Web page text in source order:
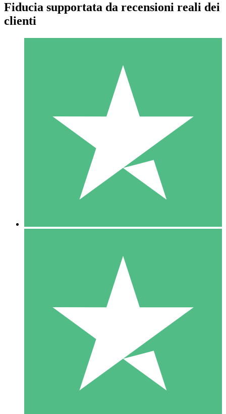
Pacchetti di Crediti Individuali
Paga a consumo con crediti di download. Nessun impegno
1 Download
10
US$1500
10 Download
20
Fiducia supportata da recensioni reali dei
clienti